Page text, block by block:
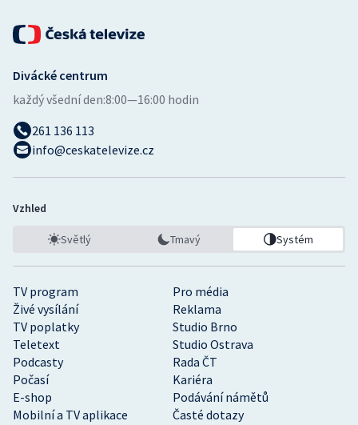
TV program
Pro média
Živé vysílání
Reklama
TV poplatky
Studio Brno
Teletext
Studio Ostrava
Podcasty
Rada ČT
Počasí
Kariéra
E-shop
Podávání námětů
Mobilní a TV aplikace
Časté dotazy
Divácké centrum
každý všední den:8:00—16:00 hodin
261 136 113
info@ceskatelevize.cz
Vzhled
Světlý Tmavý Systém